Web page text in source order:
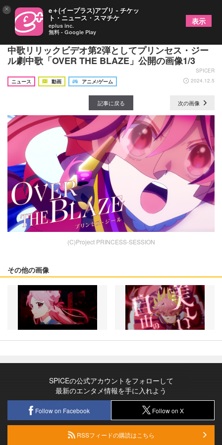
TVアニメ『プリンセッション・オーケストラ』劇
中歌リリックビデオ第2弾としてプリンセス・ジー
ル劇中歌「OVER THE BLAZE」公開の画像1/3
SPICER
ニュース
動画 アニメ/ゲーム 2024.12.5
記事に戻る 次の画像
(C)Project PRINCESS-SESSION
その他の画像
SPICEの公式アカウントをフォローして
最新のエンタメ情報を手に入れよう
Follow on Facebook Follow on X
RSSフィードの購読はこちら
× e＋(イープラス)アプリ - チケッ
ト・ニュース・スマチケ
eplus inc.
無料 - Google Play
表示